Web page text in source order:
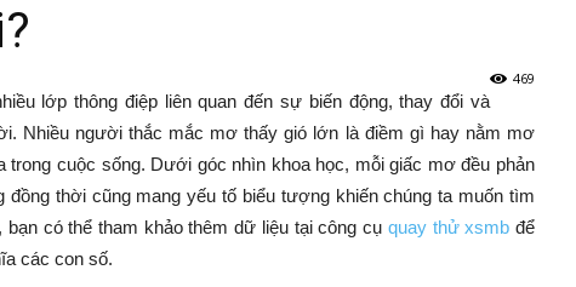
469
lớp thông điệp liên quan đến sự biến động, thay đổi và
Nhiều người thắc mắc mơ thấy gió lớn là điềm gì hay nằm mơ
trong cuộc sống. Dưới góc nhìn khoa học, mỗi giấc mơ đều phản
đồng thời cũng mang yếu tố biểu tượng khiến chúng ta muốn tìm
có thể tham khảo thêm dữ liệu tại công cụ quay thử xsmb để
các con số.